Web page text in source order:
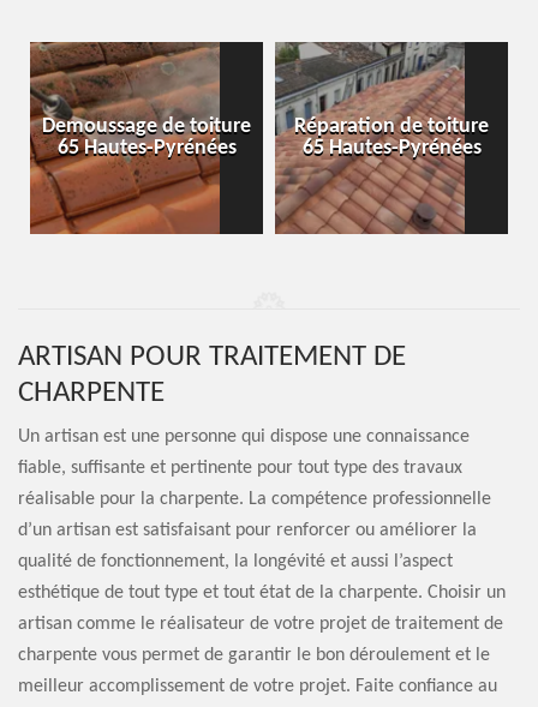
Demoussage de toiture
65 Hautes-Pyrénées
Réparation de toiture
65 Hautes-Pyrénées
ARTISAN POUR TRAITEMENT DE
CHARPENTE
Un artisan est une personne qui dispose une connaissance
fiable, suffisante et pertinente pour tout type des travaux
réalisable pour la charpente. La compétence professionnelle
d’un artisan est satisfaisant pour renforcer ou améliorer la
qualité de fonctionnement, la longévité et aussi l’aspect
esthétique de tout type et tout état de la charpente. Choisir un
artisan comme le réalisateur de votre projet de traitement de
charpente vous permet de garantir le bon déroulement et le
meilleur accomplissement de votre projet. Faite confiance au